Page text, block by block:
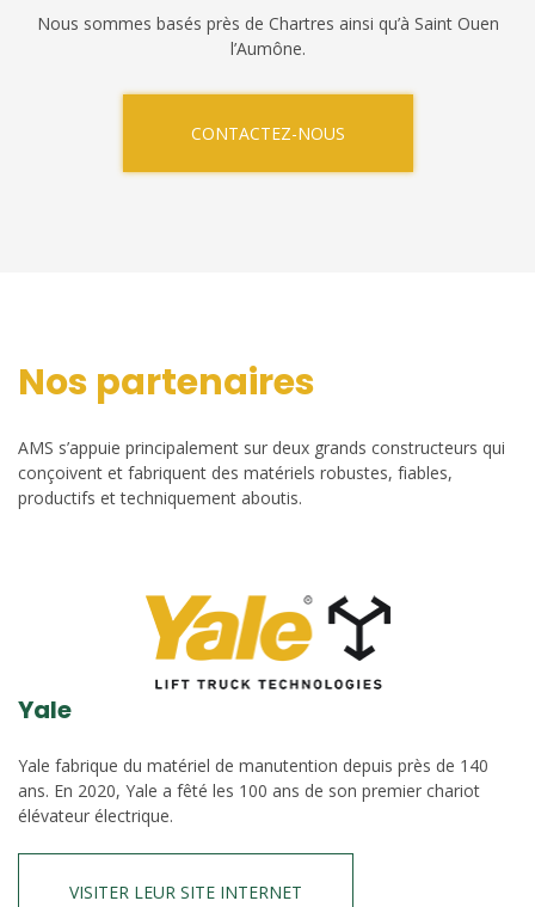
Nous sommes basés près de Chartres ainsi qu’à Saint Ouen
l’Aumône.
CONTACTEZ-NOUS
Nos partenaires
AMS s’appuie principalement sur deux grands constructeurs qui
conçoivent et fabriquent des matériels robustes, fiables,
productifs et techniquement aboutis.
Yale
Yale fabrique du matériel de manutention depuis près de 140
ans. En 2020, Yale a fêté les 100 ans de son premier chariot
élévateur électrique.
VISITER LEUR SITE INTERNET